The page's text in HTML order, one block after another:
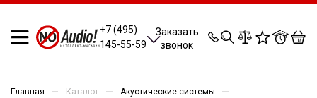
+7 (495)
145-55-59
Заказать
звонок
0 0 0 0
Главная — Каталог — Акустические системы —